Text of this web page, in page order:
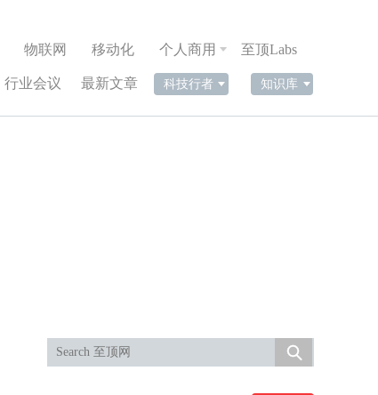
物联网 移动化 个人商用 至顶Labs
行业会议 最新文章 科技行者 知识库